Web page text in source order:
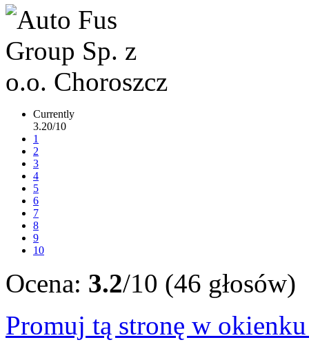
Currently
3.20/10
1
2
3
4
5
6
7
8
9
10
Ocena: 3.2/10 (46 głosów)
Promuj tą stronę w